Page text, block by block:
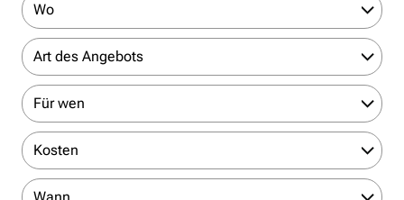
Wo
Art des Angebots
Für wen
Kosten